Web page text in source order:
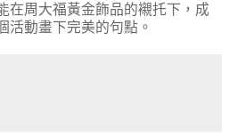
在周大福黃金飾品的襯托下，成
活動畫下完美的句點。